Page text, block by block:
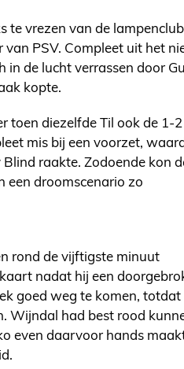
te vrezen van de
van PSV. Compleet uit het
in de lucht verrassen door
kopte.
toen diezelfde Til ook de 1-2
mis bij een voorzet,
raakte. Zodoende kon
een droomscenario zo
rond de vijftigste minuut
nadat hij een
goed weg te komen, totdat
Wijndal had best rood
even daarvoor hands